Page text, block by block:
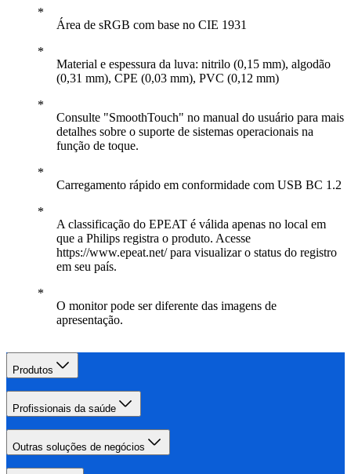
Área de sRGB com base no CIE 1931
Material e espessura da luva: nitrilo (0,15 mm), algodão
(0,31 mm), CPE (0,03 mm), PVC (0,12 mm)
Consulte "SmoothTouch" no manual do usuário para mais
detalhes sobre o suporte de sistemas operacionais na
função de toque.
Carregamento rápido em conformidade com USB BC 1.2
A classificação do EPEAT é válida apenas no local em
que a Philips registra o produto. Acesse
https://www.epeat.net/ para visualizar o status do registro
em seu país.
O monitor pode ser diferente das imagens de
apresentação.
Produtos
Profissionais da saúde
Outras soluções de negócios